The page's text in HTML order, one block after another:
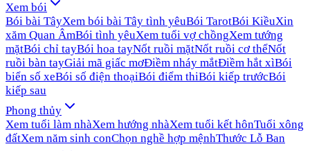
Xem bói
Bói bài TâyXem bói bài Tây tình yêuBói TarotBói KiềuXin
xăm Quan ÂmBói tình yêuXem tuổi vợ chồngXem tướng
mặtBói chỉ tayBói hoa tayNốt ruồi mặtNốt ruồi cơ thểNốt
ruồi bàn tayGiải mã giấc mơĐiềm nháy mắtĐiềm hắt xìBói
biển số xeBói số điện thoạiBói điểm thiBói kiếp trướcBói
kiếp sau
Phong thủy
Xem tuổi làm nhàXem hướng nhàXem tuổi kết hônTuổi xông
đấtXem năm sinh conChọn nghề hợp mệnhThước Lỗ Ban